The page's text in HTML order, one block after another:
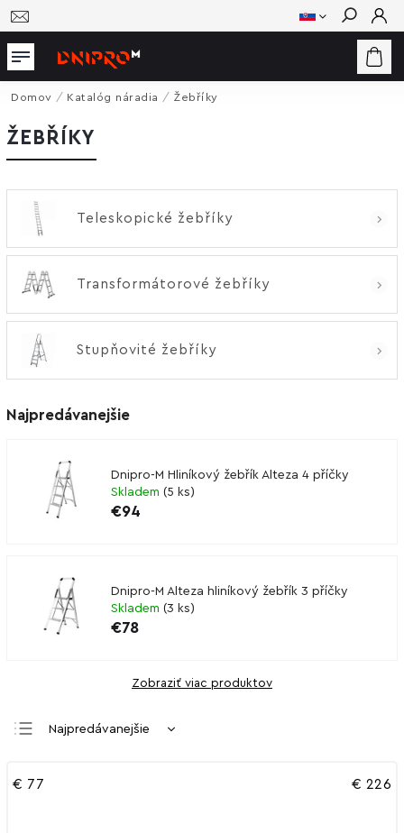
Hľadať
Domov / Katalóg náradia / Žebříky
ŽEBŘÍKY
Teleskopické žebříky
Transformátorové žebříky
Stupňovité žebříky
Najpredávanejšie
Dnipro-M Hliníkový žebřík Alteza 4 příčky
Skladem (5 ks)
€94
Dnipro-M Alteza hliníkový žebřík 3 příčky
Skladem (3 ks)
€78
Zobraziť viac produktov
Najpredávanejšie
€ 77 € 226